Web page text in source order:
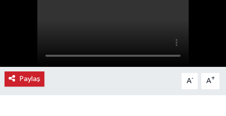
Paylaş A- A+